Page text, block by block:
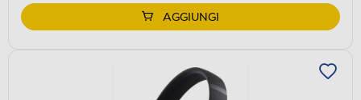
AGGIUNGI